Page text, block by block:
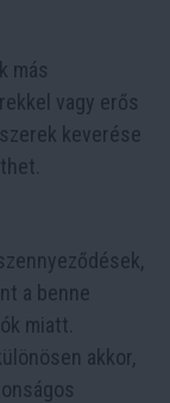
más
vagy erős
keverése
a benne
miatt.
akkor,